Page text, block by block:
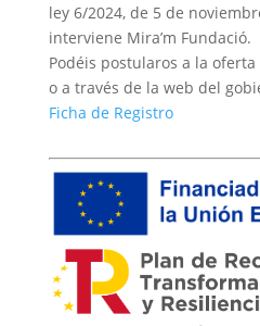
ley 6/2024, de 5 de
interviene Mira’m Fundació.
Podéis postularos a la
o a través de la web del
Ficha de Registro